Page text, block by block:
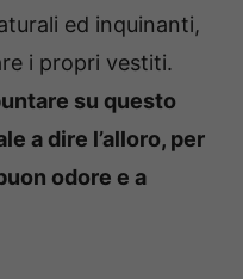
ed inquinanti,
i propri vestiti.
su questo
a dire l’alloro, per
odore e a